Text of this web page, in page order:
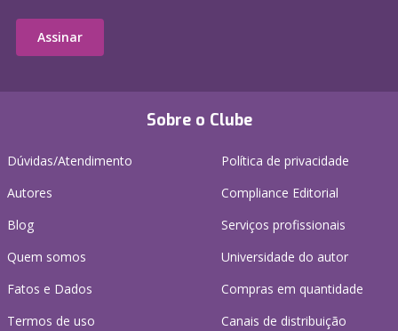
Sobre o Clube
Dúvidas/Atendimento
Autores
Blog
Quem somos
Fatos e Dados
Termos de uso
Política de privacidade
Compliance Editorial
Serviços profissionais
Universidade do autor
Compras em quantidade
Canais de distribuição
Assinar